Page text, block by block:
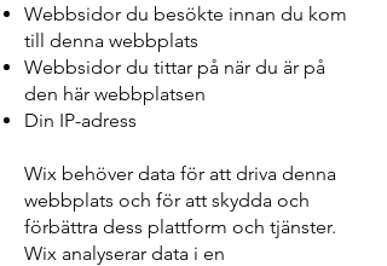
Webbsidor du besökte innan du kom
till denna webbplats
Webbsidor du tittar på när du är på
den här webbplatsen
Din IP-adress
Wix behöver data för att driva denna
webbplats och för att skydda och
förbättra dess plattform och tjänster.
Wix analyserar data i en